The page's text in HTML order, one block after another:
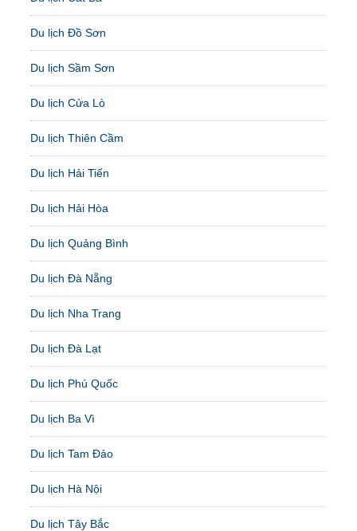
Du lịch Đồ Sơn
Du lịch Sầm Sơn
Du lịch Cửa Lò
Du lịch Thiên Cầm
Du lịch Hải Tiến
Du lịch Hải Hòa
Du lịch Quảng Bình
Du lịch Đà Nẵng
Du lịch Nha Trang
Du lịch Đà Lạt
Du lịch Phú Quốc
Du lịch Ba Vì
Du lịch Tam Đảo
Du lịch Hà Nội
Du lịch Tây Bắc